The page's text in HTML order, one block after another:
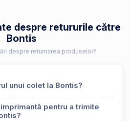
despre retururile către
Bontis
despre returnarea produselor?
unui colet la Bontis?
pentru a trimite